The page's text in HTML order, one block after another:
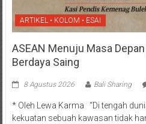
ARTIKEL • KOLOM • ESAI
ASEAN Menuju Masa
Berdaya Saing
8 Agustus 2026 Bali Sharing
* Oleh Lewa Karma “Di tengah
kekuatan sebuah kawasan tidak